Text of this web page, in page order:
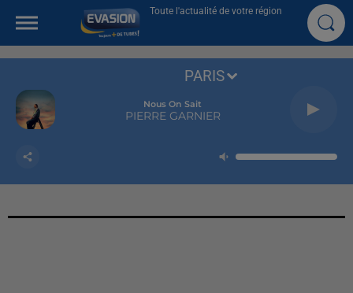
Toute l'actualité de votre région
Nous On Sait
PIERRE GARNIER
PARIS